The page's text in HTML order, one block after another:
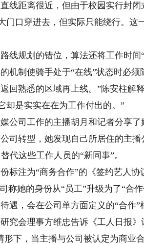
线距离很近，但由于校园实行封
门口穿进去，但实际只能绕行。
规划的错位，算法还将工作时间
制使骑手处于“在线”状态时必须
回熟悉的区域再上线。”陈安柱解
却是实实在在为工作付出的。”
司工作的主播胡月和记者分享了
司转型，她发现自己所居住的主播
代这些工作人员的“新同事”。
注为“商务合作”的《签约艺人协
称她的身份从“员工”升级为了“合
遇，会在公司单方面定义的“合作”
会理事方维忠告诉《工人日报》
形下，当主播与公司被认定为商业